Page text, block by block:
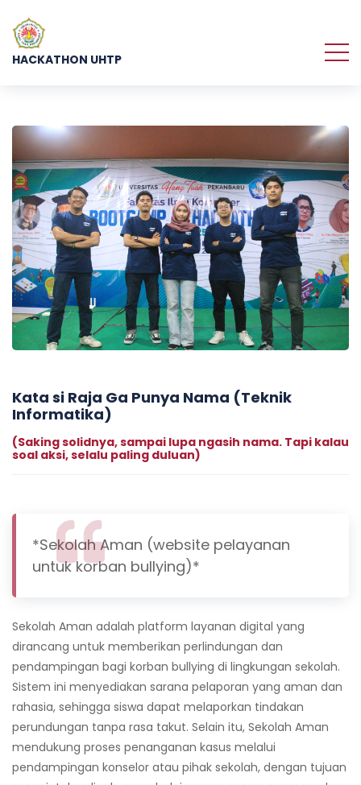
HACKATHON UHTP
Kata si Raja Ga Punya Nama (Teknik
Informatika)
(Saking solidnya, sampai lupa ngasih nama. Tapi kalau
soal aksi, selalu paling duluan)
*Sekolah Aman (website pelayanan
untuk korban bullying)*
Sekolah Aman adalah platform layanan digital yang
dirancang untuk memberikan perlindungan dan
pendampingan bagi korban bullying di lingkungan sekolah.
Sistem ini menyediakan sarana pelaporan yang aman dan
rahasia, sehingga siswa dapat melaporkan tindakan
perundungan tanpa rasa takut. Selain itu, Sekolah Aman
mendukung proses penanganan kasus melalui
pendampingan konselor atau pihak sekolah, dengan tujuan